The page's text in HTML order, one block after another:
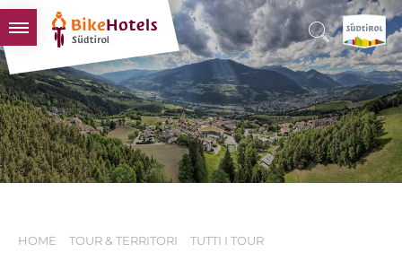
BIKEHOTELS
HOTELS & PACCHETTI
TOUR & TERRITORI
L'ALTO ADIGE & NOI
HOME TOUR & TERRITORI TUTTI I TOUR